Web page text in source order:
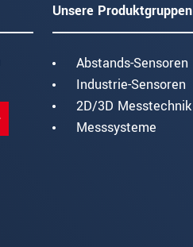
Unsere Produktgruppen
Abstands-Sensoren
Industrie-Sensoren
2D/3D Messtechnik
Messsysteme